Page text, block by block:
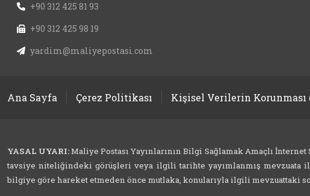
+90 312 425 81 93
+90 312 425 98 19
yardim@maliyepostasi.com
Ana Sayfa Çerez Politikası Kişisel Verilerin Korunması
YASAL UYARI:Maliye Postası Yayınlarının Bilgi Sağlamak Amaçlı
tavsiye niteliğindeki görüşleri veya ilgili tarihte yayımlanmış mevzuata
bilgiye göre hareket etmeden önce mutlaka, konularıyla ilgili mevzuattaki